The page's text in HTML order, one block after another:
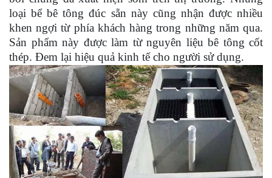
loại bể bê tông đúc sẵn này cũng nhận được nhiều
khen ngợi từ phía khách hàng trong những năm qua.
Sản phẩm này được làm từ nguyên liệu bê tông cốt
thép. Đem lại hiệu quả kinh tế cho người sử dụng.